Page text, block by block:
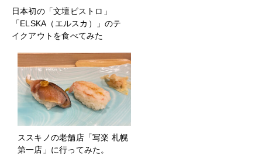
日本初の「文壇ビストロ」
「ELSKA（エルスカ）」のテ
イクアウトを食べてみた
ススキノの老舗店「写楽 札幌
第一店」に行ってみた。